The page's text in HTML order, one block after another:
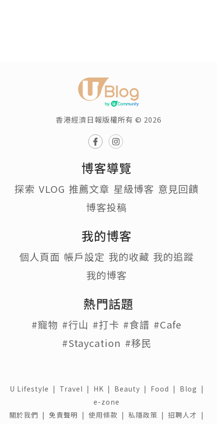
香港經濟日報版權所有 © 2026
博客導覽
探索 VLOG 推薦文章 星級博客 意見回饋
博客投稿
我的博客
個人頁面 帳戶設定 我的收藏 我的追蹤
我的博客
熱門話題
#寵物 #行山 #打卡 #食譜 #Cafe
#Staycation #移民
U Lifestyle | Travel | HK | Beauty | Food | Blog |
e-zone
關於我們 | 免責聲明 | 使用條款 | 私隱政策 | 招聘人才 |